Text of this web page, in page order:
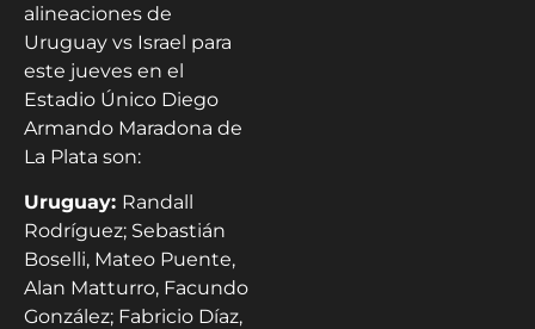
alineaciones de
Uruguay vs Israel para
este jueves en el
Estadio Único Diego
Armando Maradona de
La Plata son:
Uruguay: Randall
Rodríguez; Sebastián
Boselli, Mateo Puente,
Alan Matturro, Facundo
González; Fabricio Díaz,